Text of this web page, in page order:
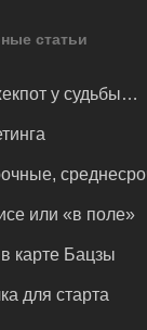
статьи
у судьбы…
или «в поле»
карте Бацзы
для старта